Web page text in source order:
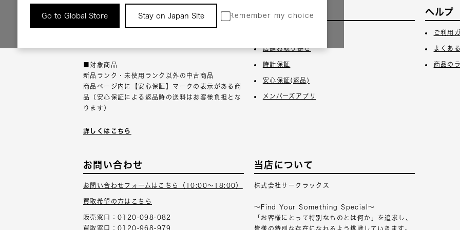
Go to Global Store Stay on Japan Site Remember my choice
返品について
■対象商品
新品ランク・未使用ランク以外の中古商品
商品ページ内に【安心保証】マークの表示がある商
品（安心保証による返品時の送料はお客様負担とな
ります）
詳しくはこちら
サービス
店舗お取り寄せ
時計保証
安心保証(返品)
メンバーズアプリ
ヘルプ
ご利用
よくあ
商品の
お問い合わせ
お問い合わせフォームはこちら（10:00～18:00）
買取希望の方はこちら
販売窓口：0120-098-082
買取窓口：0120-968-979
当店について
株式会社サークラックス
～Find Your Something Special～
「お客様にとって特別なものとは何か」を追求し、
皆様の特別な存在になれるよう挑戦していきます。